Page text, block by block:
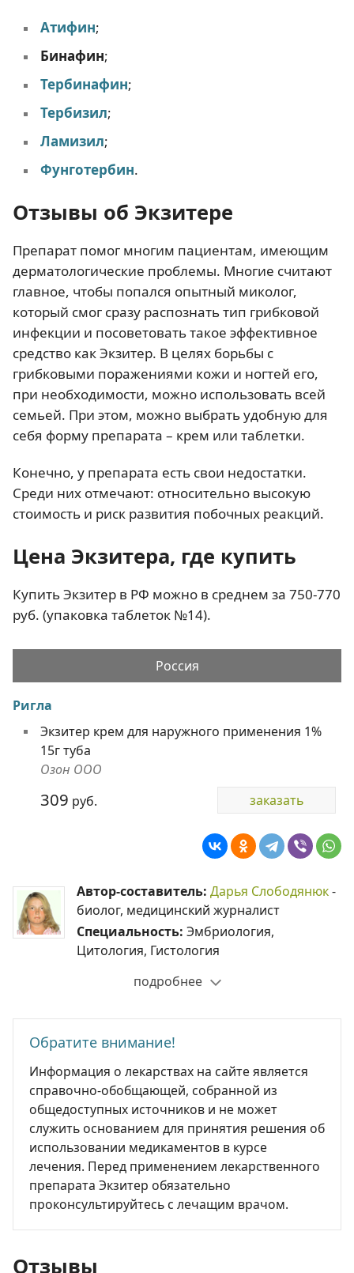
Атифин;
Бинафин;
Тербинафин;
Тербизил;
Ламизил;
Фунготербин.
Отзывы об Экзитере
Препарат помог многим пациентам, имеющим
дерматологические проблемы. Многие считают
главное, чтобы попался опытный миколог,
который смог сразу распознать тип грибковой
инфекции и посоветовать такое эффективное
средство как Экзитер. В целях борьбы с
грибковыми поражениями кожи и ногтей его,
при необходимости, можно использовать всей
семьей. При этом, можно выбрать удобную для
себя форму препарата – крем или таблетки.
Конечно, у препарата есть свои недостатки.
Среди них отмечают: относительно высокую
стоимость и риск развития побочных реакций.
Цена Экзитера, где купить
Купить Экзитер в РФ можно в среднем за 750-770
руб. (упаковка таблеток №14).
Россия
Ригла
Экзитер крем для наружного применения 1%
15г туба
Озон ООО
309 руб. заказать
Автор-составитель: Дарья Слободянюк-
биолог, медицинский журналист
Специальность: Эмбриология,
Цитология, Гистология
подробнее
Обратите внимание!
Информация о лекарствах на сайте является
справочно-обобщающей, собранной из
общедоступных источников и не может
служить основанием для принятия решения об
использовании медикаментов в курсе
лечения. Перед применением лекарственного
препарата Экзитер обязательно
проконсультируйтесь с лечащим врачом.
Отзывы